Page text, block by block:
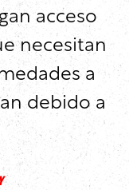
acceso
necesitan
a
debido a